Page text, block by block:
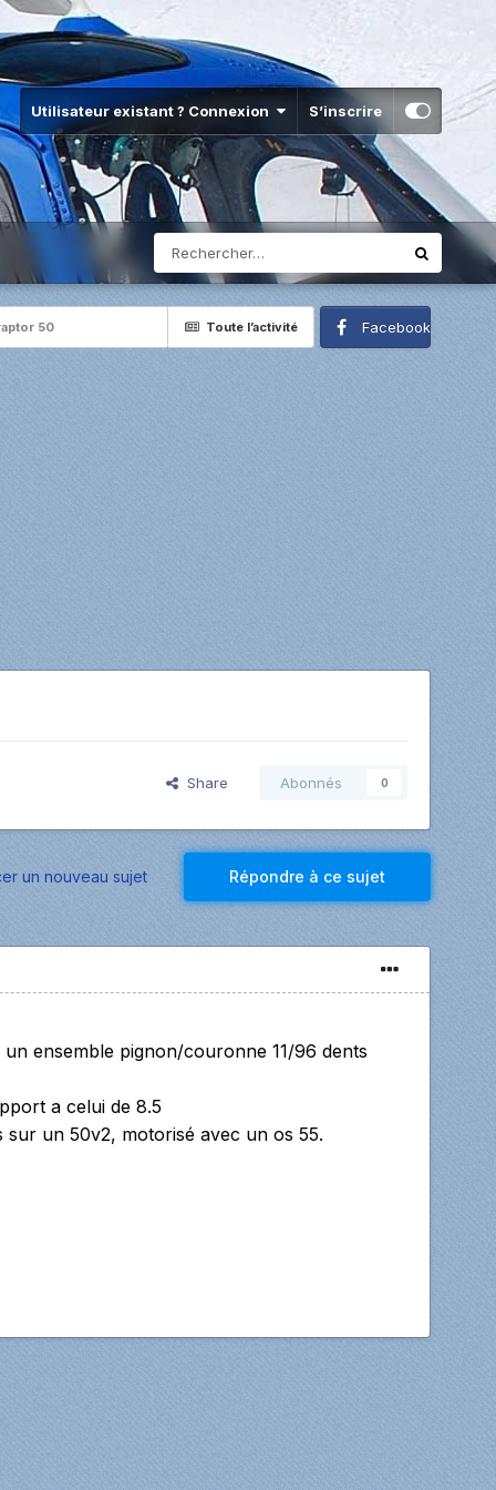
Utilisateur existant ? Connexion S’inscrire
Toute l’activité
50 Facebook
Share Abonnés 0
Répondre à ce sujet
un nouveau sujet
ensemble pignon/couronne 11/96 dents
a celui de 8.5
un 50v2, motorisé avec un os 55.